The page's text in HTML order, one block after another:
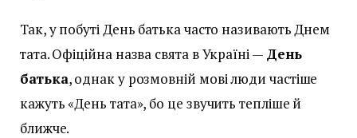
Так, у побуті День батька часто називають Днем
тата. Офіційна назва свята в Україні — День
батька, однак у розмовній мові люди частіше
кажуть «День тата», бо це звучить тепліше й
ближче.